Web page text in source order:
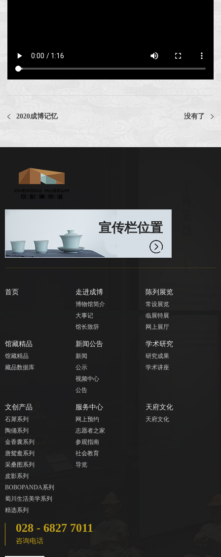
2020成博记忆 没有了
宣传栏位置
首页 走进成博
博物馆简介
大事记
馆长致辞
陈列展览
常设展览
临展特展
网上展厅
馆藏精品
馆藏精品
藏品数据库
新闻公告
新闻
公示
视频中心
公告
学术研究
研究成果
学术讲座
文创产品
石犀系列
陶俑系列
金香囊系列
唐鸳鸯系列
采桑图系列
皮影系列
BOBOPANDA系列
蜀川生活美学系列
精选系列
服务中心
网上预约
志愿者之家
参观指南
社会教育
导览
天府文化
天府文化
028 - 6827 7011
咨询电话